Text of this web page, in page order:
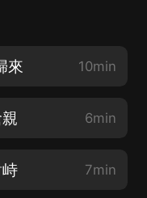
來 10min
6min
7min